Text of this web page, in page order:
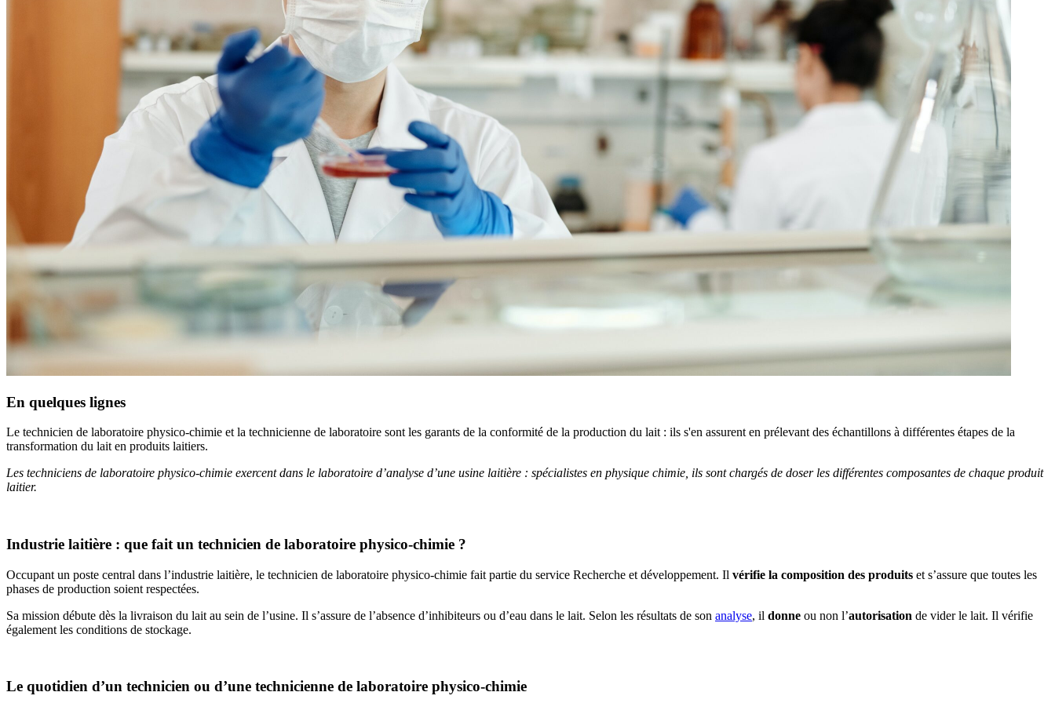
En quelques lignes
Le technicien de laboratoire physico-chimie et la technicienne de laboratoire sont les garants de la conformité de la production du lait : ils s'en assurent en prélevant des échantillons à différentes étapes de la
transformation du lait en produits laitiers.
Les techniciens de laboratoire physico-chimie exercent dans le laboratoire d’analyse d’une usine laitière : spécialistes en physique chimie, ils sont chargés de doser les différentes composantes de chaque produit
laitier.
Industrie laitière : que fait un technicien de laboratoire physico-chimie ?
Occupant un poste central dans l’industrie laitière, le technicien de laboratoire physico-chimie fait partie du service Recherche et développement. Il vérifie la composition des produits et s’assure que toutes les
phases de production soient respectées.
Sa mission débute dès la livraison du lait au sein de l’usine. Il s’assure de l’absence d’inhibiteurs ou d’eau dans le lait. Selon les résultats de son analyse, il donne ou non l’autorisation de vider le lait. Il vérifie
également les conditions de stockage.
Le quotidien d’un technicien ou d’une technicienne de laboratoire physico-chimie